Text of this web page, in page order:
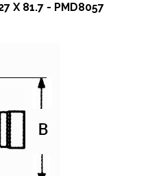
X 81.7 - PMD8057